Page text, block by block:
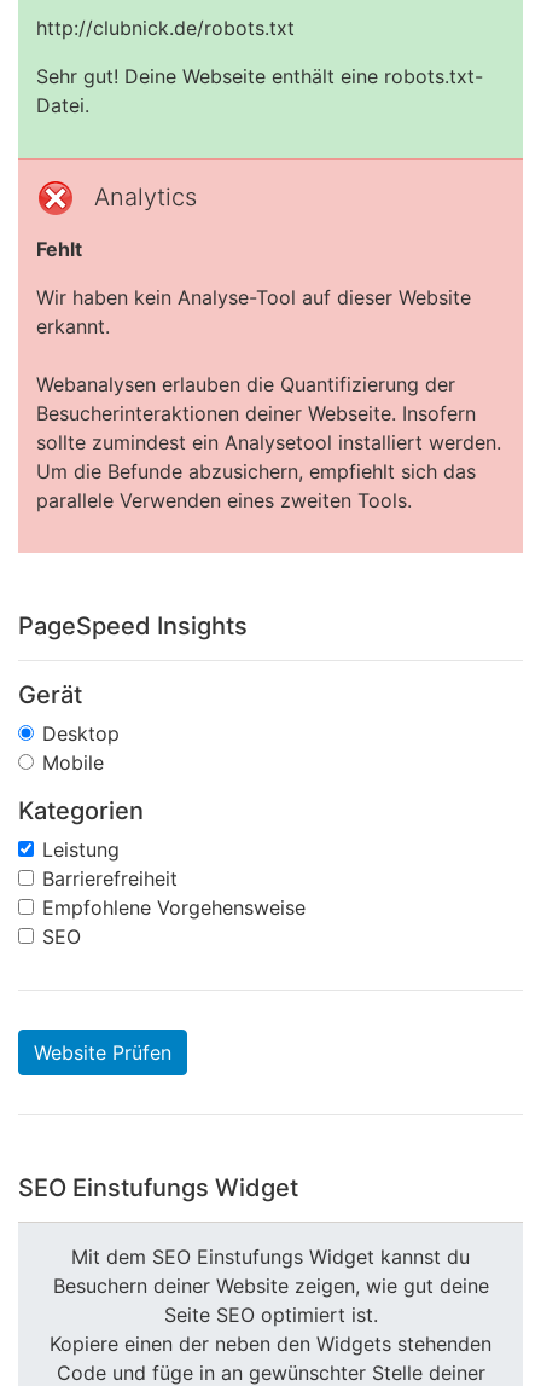
http://clubnick.de/robots.txt
Sehr gut! Deine Webseite enthält eine robots.txt-
Datei.
Analytics
Fehlt
Wir haben kein Analyse-Tool auf dieser Website
erkannt.
Webanalysen erlauben die Quantifizierung der
Besucherinteraktionen deiner Webseite. Insofern
sollte zumindest ein Analysetool installiert werden.
Um die Befunde abzusichern, empfiehlt sich das
parallele Verwenden eines zweiten Tools.
PageSpeed Insights
Gerät
Desktop
Mobile
Kategorien
Leistung
Barrierefreiheit
Empfohlene Vorgehensweise
SEO
Website Prüfen
SEO Einstufungs Widget
Mit dem SEO Einstufungs Widget kannst du
Besuchern deiner Website zeigen, wie gut deine
Seite SEO optimiert ist.
Kopiere einen der neben den Widgets stehenden
Code und füge in an gewünschter Stelle deiner